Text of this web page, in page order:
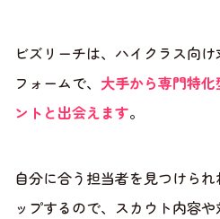
ビズリーチは、ハイクラス向
フォームで、 大手から専門特
ントと出会えます。
自分に合う担当者を見つけら
ップするので、スカウト内容